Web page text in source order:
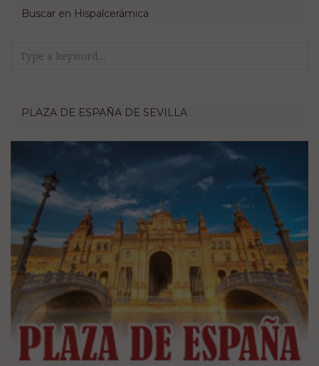
Buscar en Hispalcerámica
Search
PLAZA DE ESPAÑA DE SEVILLA